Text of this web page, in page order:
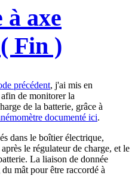
à axe
Fin )
précédent, j'ai mis en
de monitorer la
de la batterie, grâce à
documenté ici.
dans le boîtier électrique,
le régulateur de charge, et le
La liaison de donnée
mât pour être raccordé à